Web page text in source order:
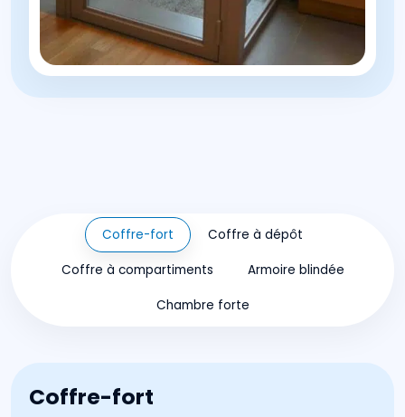
Coffre-fort Coffre à dépôt
Coffre à compartiments Armoire blindée
Chambre forte
Coffre-fort